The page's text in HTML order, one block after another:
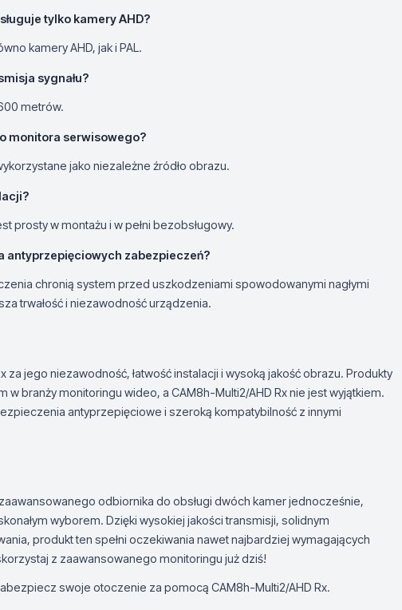
tylko kamery AHD?
kamery AHD, jak i PAL.
sygnału?
metrów.
monitora serwisowego?
jako niezależne źródło obrazu.
prosty w montażu i w pełni bezobsługowy.
antyprzepięciowych zabezpieczeń?
chronią system przed uszkodzeniami spowodowanymi nagłymi
trwałość i niezawodność urządzenia.
za jego niezawodność, łatwość instalacji i wysoką jakość obrazu. Produkty
w branży monitoringu wideo, a CAM8h-Multi2/AHD Rx nie jest wyjątkiem.
antyprzepięciowe i szeroką kompatybilność z innymi
odbiornika do obsługi dwóch kamer jednocześnie,
wyborem. Dzięki wysokiej jakości transmisji, solidnym
produkt ten spełni oczekiwania nawet najbardziej wymagających
z zaawansowanego monitoringu już dziś!
swoje otoczenie za pomocą CAM8h-Multi2/AHD Rx.